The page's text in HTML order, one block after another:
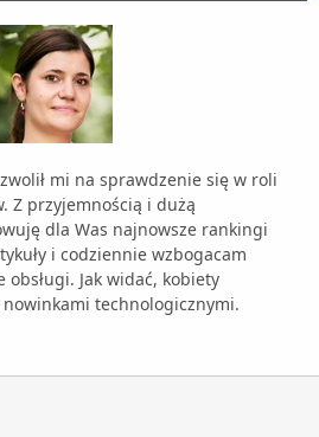
mi na sprawdzenie się w roli
Z przyjemnością i dużą
dla Was najnowsze rankingi
i codziennie wzbogacam
Jak widać, kobiety
technologicznymi.